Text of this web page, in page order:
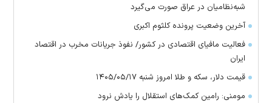
شبه‌نظامیان در عراق صورت می‌گیرد
آخرین وضعیت پرونده کلثوم اکبری
فعالیت مافیای اقتصادی در کشور/ نفوذ جریانات مخرب در اقتصاد
ایران
قیمت دلار، سکه و طلا امروز شنبه ۱۴۰۵/۰۵/۱۷
مومنی: رامین کمک‌های استقلال را یادش نرود